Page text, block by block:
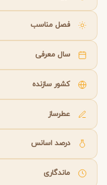
فصل مناسب
سال معرفی
کشور سازنده
عطرساز
درصد اسانس
ماندگاری